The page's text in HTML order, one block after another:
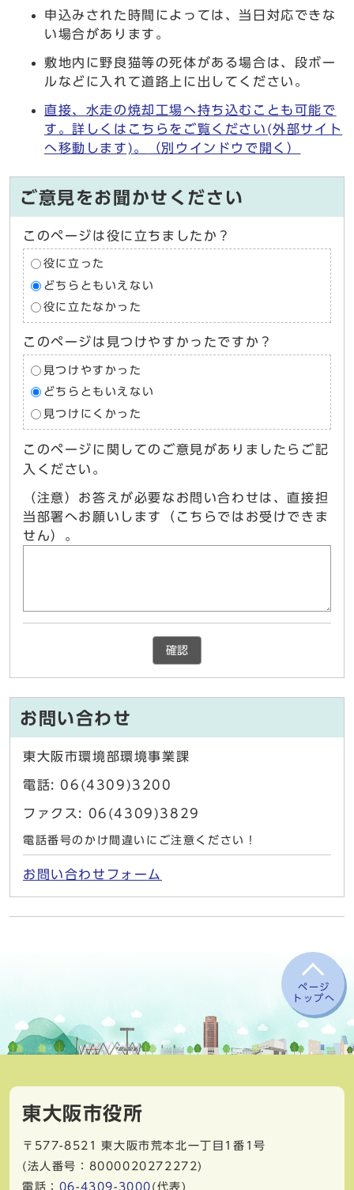
申込みされた時間によっては、当日対応できな
い場合があります。
敷地内に野良猫等の死体がある場合は、段ボー
ルなどに入れて道路上に出してください。
直接、水走の焼却工場へ持ち込むことも可能で
す。詳しくはこちらをご覧ください(外部サイト
へ移動します)。
（別ウインドウで開く）
ご意見をお聞かせください
このページは役に立ちましたか？
役に立った
どちらともいえない
役に立たなかった
このページは見つけやすかったですか？
見つけやすかった
どちらともいえない
見つけにくかった
このページに関してのご意見がありましたらご記
入ください。
（注意）お答えが必要なお問い合わせは、直接担
当部署へお願いします（こちらではお受けできま
せん）。
確認
お問い合わせ
東大阪市環境部環境事業課
電話: 06(4309)3200
ファクス: 06(4309)3829
電話番号のかけ間違いにご注意ください！
お問い合わせフォーム
ページ
トップへ
東大阪市役所
〒577-8521
東大阪市荒本北一丁目1番1号
(法人番号：8000020272272)
電話： 06-4309-3000 (代表)